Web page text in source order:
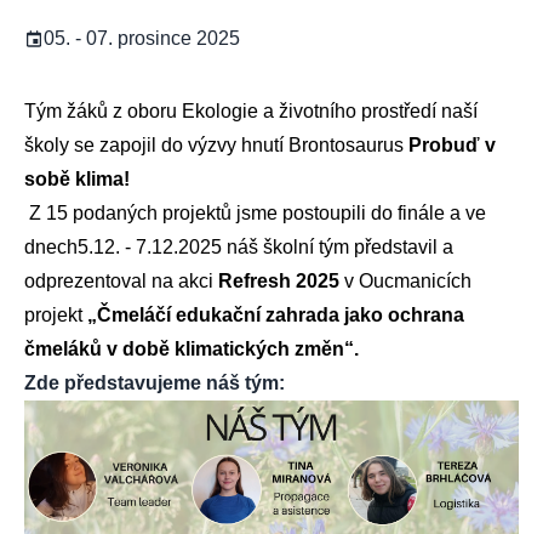
05. - 07. prosince 2025
Tým žáků z oboru Ekologie a životního prostředí naší
školy se zapojil do výzvy hnutí Brontosaurus Probuď v
sobě klima!
Z 15 podaných projektů jsme postoupili do finále a ve
dnech5.12. - 7.12.2025 náš školní tým představil a
odprezentoval na akci Refresh 2025 v Oucmanicích
projekt „Čmeláčí edukační zahrada jako ochrana
čmeláků v době klimatických změn“.
Zde představujeme náš tým: